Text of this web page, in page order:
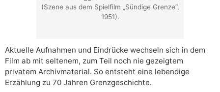
(Szene aus dem Spielfilm „Sündige Grenze“,
1951).
Aktuelle Aufnahmen und Eindrücke wechseln sich in dem
Film ab mit seltenem, zum Teil noch nie gezeigtem
privatem Archivmaterial. So entsteht eine lebendige
Erzählung zu 70 Jahren Grenzgeschichte.